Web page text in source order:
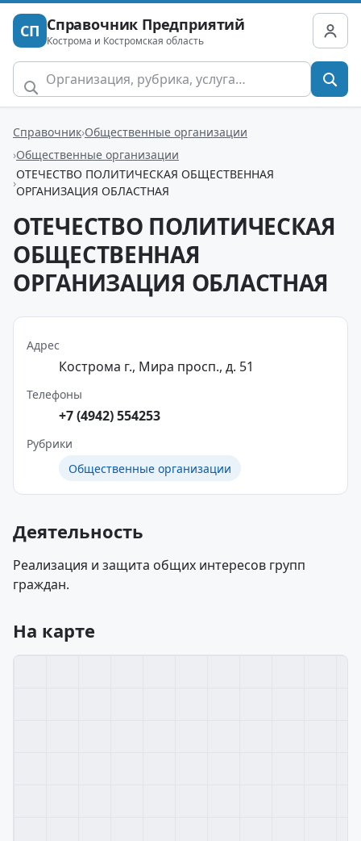
СП Справочник Предприятий
Кострома и Костромская область
Справочник Общественные организации
Общественные организации
ОТЕЧЕСТВО ПОЛИТИЧЕСКАЯ ОБЩЕСТВЕННАЯ
ОРГАНИЗАЦИЯ ОБЛАСТНАЯ
ОТЕЧЕСТВО ПОЛИТИЧЕСКАЯ
ОБЩЕСТВЕННАЯ
ОРГАНИЗАЦИЯ ОБЛАСТНАЯ
Адрес
Кострома г., Мира просп., д. 51
Телефоны
+7 (4942) 554253
Рубрики
Общественные организации
Деятельность
Реализация и защита общих интересов групп
граждан.
На карте